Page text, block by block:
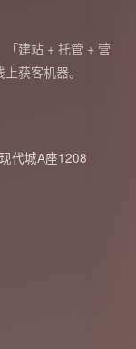
建站 + 托管 + 营
获客机器。
代城A座1208